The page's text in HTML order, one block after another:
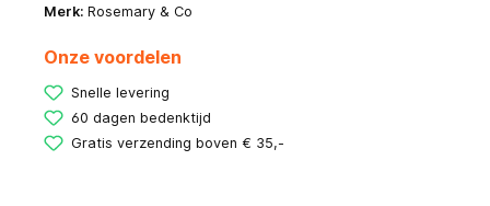
Merk: Rosemary & Co
Onze voordelen
Snelle levering
60 dagen bedenktijd
Gratis verzending boven € 35,-